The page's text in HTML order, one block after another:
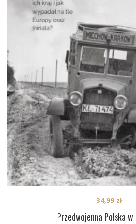
Przedwojenna Polska
34,99 zł